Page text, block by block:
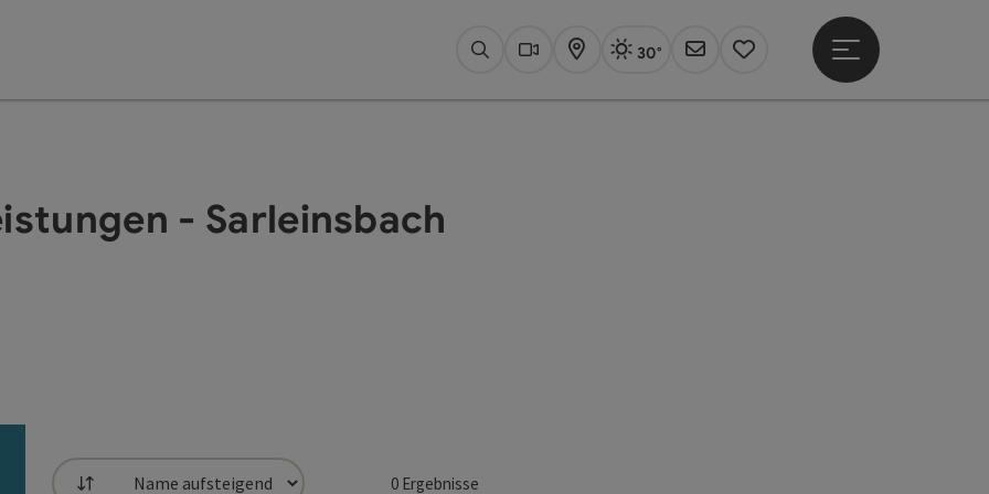
SuchenWebcams
Karte Aktuelles Wetter Linz, sonnig
30°
Newsletter
Merkzettel
Hauptmenü öffnen
- Sarleinsbach
0Ergebnisse